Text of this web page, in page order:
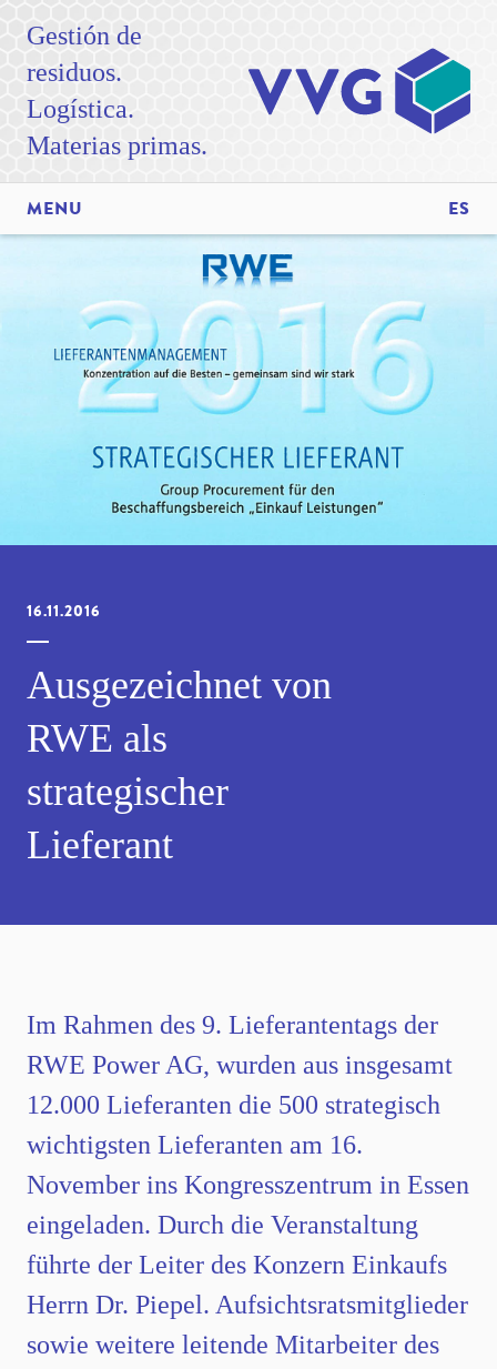
Gestión de
residuos.
Logística.
Materias primas.
MENU ES
16.11.2016
Ausgezeichnet von
RWE als
strategischer
Lieferant
Im Rahmen des 9. Lieferantentags der
RWE Power AG, wurden aus insgesamt
12.000 Lieferanten die 500 strategisch
wichtigsten Lieferanten am 16.
November ins Kongresszentrum in Essen
eingeladen. Durch die Veranstaltung
führte der Leiter des Konzern Einkaufs
Herrn Dr. Piepel. Aufsichtsratsmitglieder
sowie weitere leitende Mitarbeiter des